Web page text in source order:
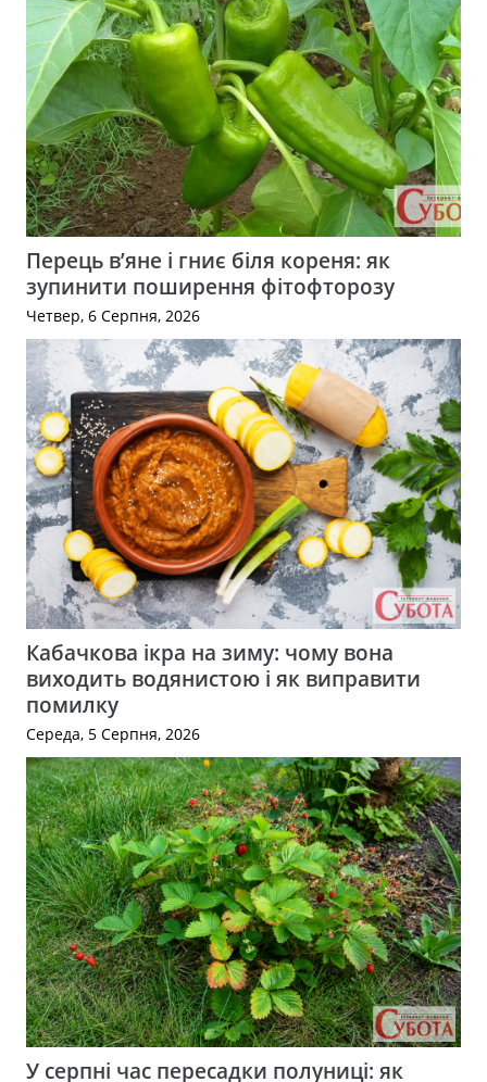
Перець в’яне і гниє біля кореня: як
зупинити поширення фітофторозу
Четвер, 6 Серпня, 2026
Кабачкова ікра на зиму: чому вона
виходить водянистою і як виправити
помилку
Середа, 5 Серпня, 2026
У серпні час пересадки полуниці: як